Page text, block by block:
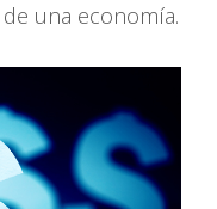
una economía.